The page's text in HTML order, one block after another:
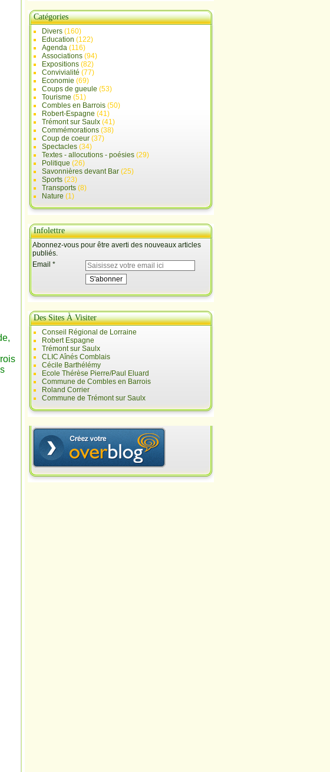
Catégories
Divers (160)
Education (122)
Agenda (116)
Associations (94)
Expositions (82)
Convivialité (77)
Economie (69)
Coups de gueule (53)
Tourisme (51)
Combles en Barrois (50)
Robert-Espagne (41)
Trémont sur Saulx (41)
Commémorations (38)
Coup de coeur (37)
Spectacles (34)
Textes - allocutions - poésies (29)
Politique (26)
Savonnières devant Bar (25)
Sports (23)
Transports (8)
Nature (1)
Infolettre
Abonnez-vous pour être averti des nouveaux articles
publiés.
Email
Des Sites À Visiter
Conseil Régional de Lorraine
Robert Espagne
Trémont sur Saulx
CLIC Aînés Comblais
Cécile Barthélémy
Ecole Thérèse Pierre/Paul Eluard
Commune de Combles en Barrois
Roland Corrier
Commune de Trémont sur Saulx